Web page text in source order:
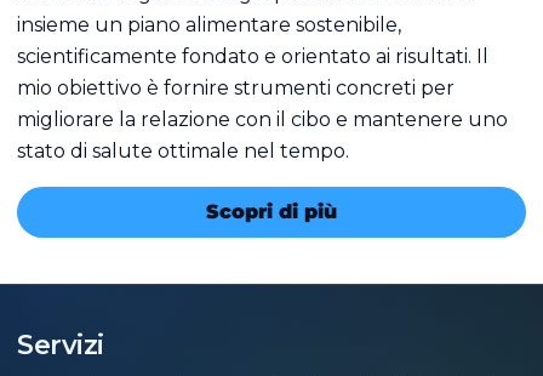
insieme un piano alimentare sostenibile,
scientificamente fondato e orientato ai risultati. Il
mio obiettivo è fornire strumenti concreti per
migliorare la relazione con il cibo e mantenere uno
stato di salute ottimale nel tempo.
Scopri di più
Servizi